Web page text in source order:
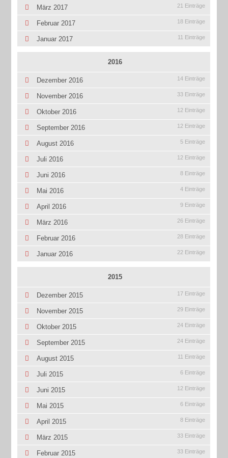
März 2017 21 Einträge
Februar 2017 18 Einträge
Januar 2017 11 Einträge
2016
Dezember 2016 14 Einträge
November 2016 33 Einträge
Oktober 2016 12 Einträge
September 2016 12 Einträge
August 2016 5 Einträge
Juli 2016 12 Einträge
Juni 2016 8 Einträge
Mai 2016 4 Einträge
April 2016 9 Einträge
März 2016 26 Einträge
Februar 2016 28 Einträge
Januar 2016 22 Einträge
2015
Dezember 2015 17 Einträge
November 2015 29 Einträge
Oktober 2015 24 Einträge
September 2015 24 Einträge
August 2015 11 Einträge
Juli 2015 6 Einträge
Juni 2015 12 Einträge
Mai 2015 6 Einträge
April 2015 8 Einträge
März 2015 33 Einträge
Februar 2015 33 Einträge